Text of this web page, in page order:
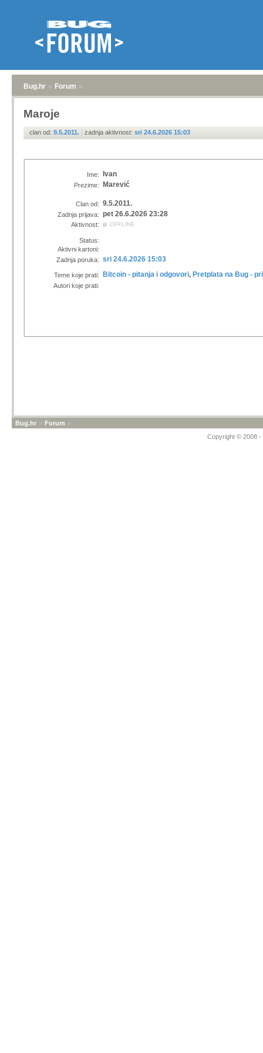
Bug.hr » Forum »
Maroje
clan od: 9.5.2011. | zadnja aktivnost: sri 24.6.2026 15:03
Ime: Ivan
Prezime: Marević
Clan od: 9.5.2011.
Zadnja prijava: pet 26.6.2026 23:28
Aktivnost: OFFLINE
Status:
Aktivni kartoni:
Zadnja poruka: sri 24.6.2026 15:03
Teme koje prati: Bitcoin - pitanja i odgovori, Pretplata na Bug -
Autori koje prati:
Bug.hr » Forum »
Copyright © 2008 -